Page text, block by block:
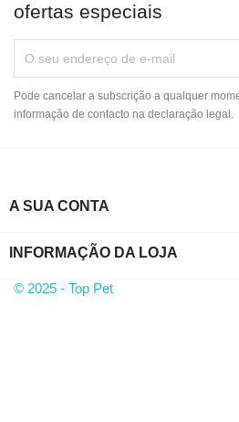
ofertas especiais
Pode cancelar a subscrição a qualquer
informação de contacto na declaração legal.
A SUA CONTA
INFORMAÇÃO DA LOJA
© 2025 - Top Pet